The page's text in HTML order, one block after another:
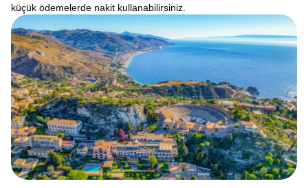
küçük ödemelerde nakit kullanabilirsiniz.